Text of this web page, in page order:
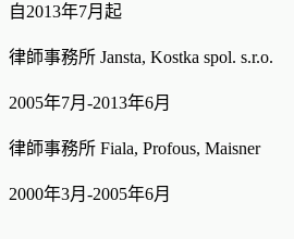
自2013年7月起
律師事務所 Jansta, Kostka spol. s.r.o.
2005年7月-2013年6月
律師事務所 Fiala, Profous, Maisner
2000年3月-2005年6月